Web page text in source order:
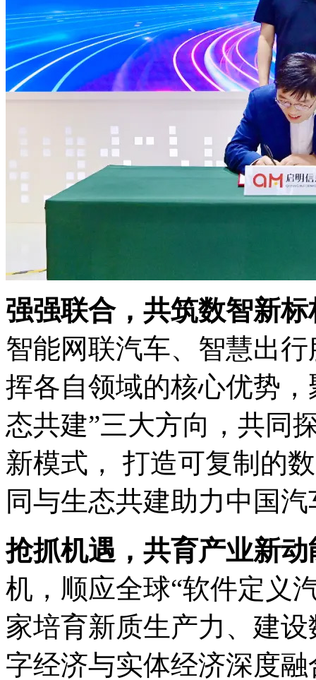
强强联合，共筑数智新
智能网联汽车、智慧出
挥各自领域的核心优势，
态共建”三大方向，共
新模式， 打造可复制的
同与生态共建助力中国
抢抓机遇，共育产业新
机，顺应全球“软件定义
家培育新质生产力、建
字经济与实体经济深度融